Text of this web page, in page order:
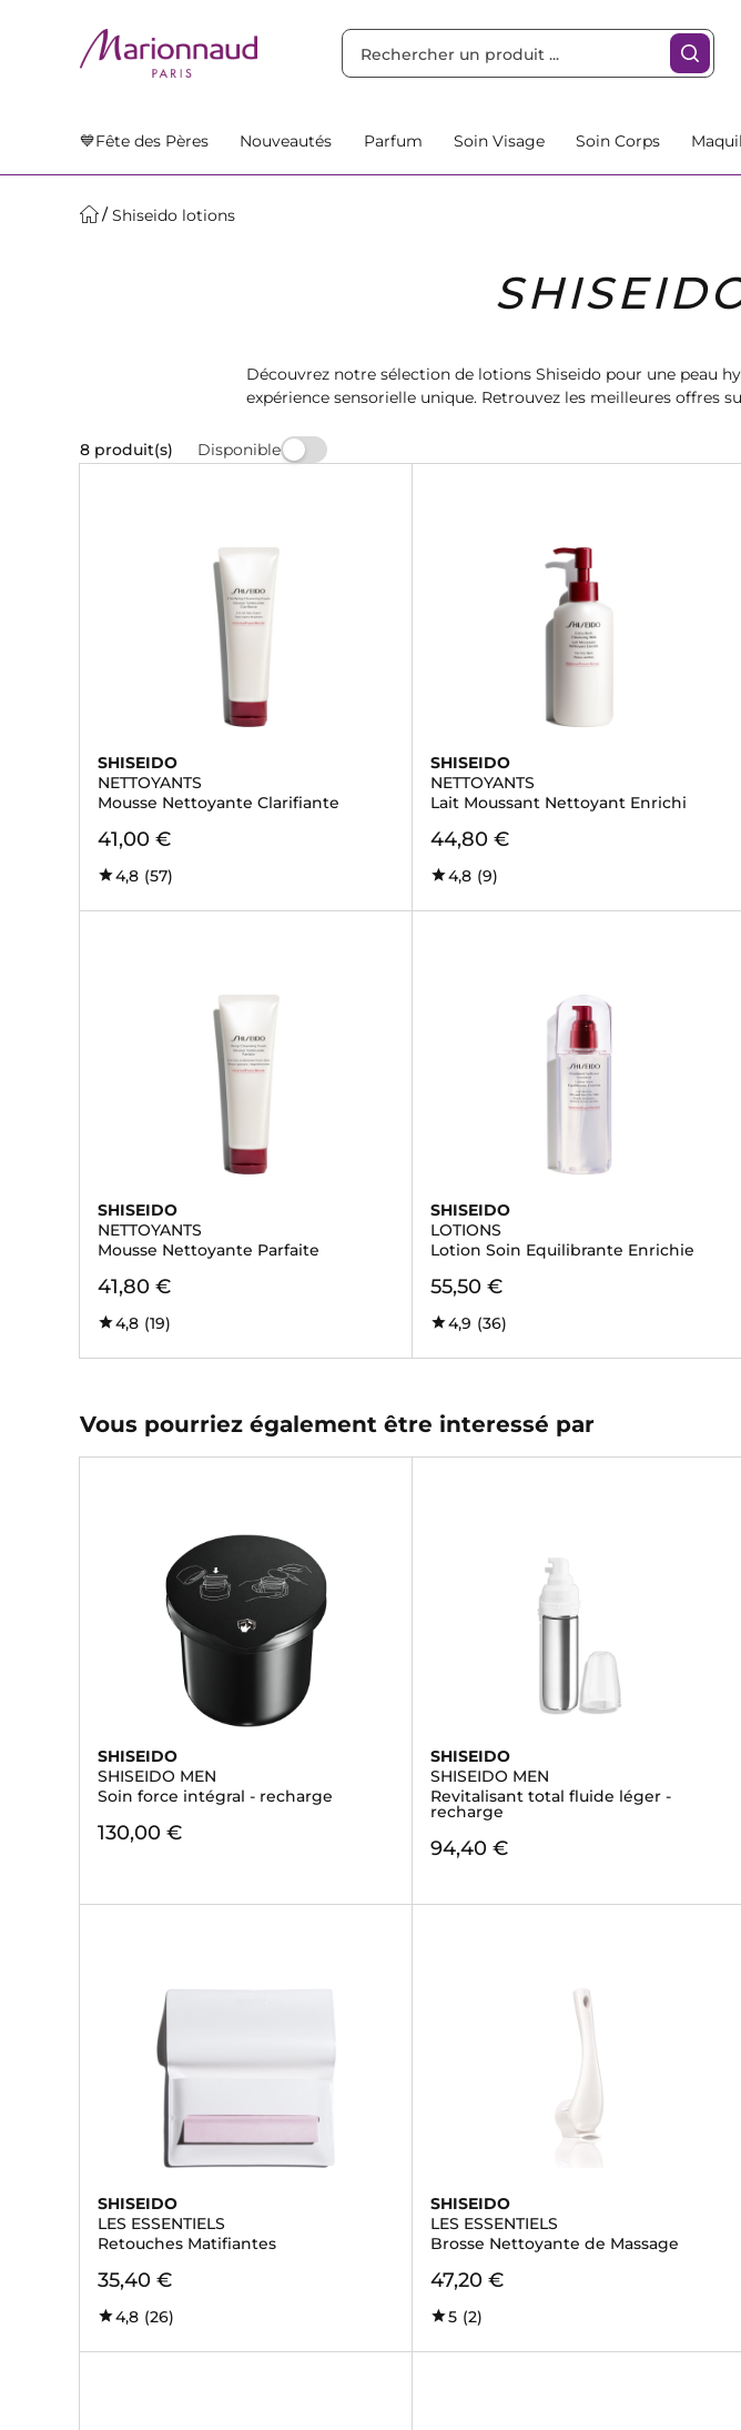
💙Fête des Pères Nouveautés Parfum Soin Visage Soin Corps
Shiseido lotions
Découvrez notre sélection de lotions Shiseido pour une peau
expérience sensorielle unique. Retrouvez les meilleures offres
8 produit(s) Disponible
SHISEIDO
NETTOYANTS
Mousse Nettoyante Clarifiante
41,00 €
4,8 (57)
SHISEIDO
NETTOYANTS
Lait Moussant Nettoyant Enrichi
44,80 €
4,8 (9)
SHISEIDO
NETTOYANTS
Mousse Nettoyante Parfaite
41,80 €
4,8 (19)
SHISEIDO
LOTIONS
Lotion Soin Equilibrante Enrichie
55,50 €
4,9 (36)
Vous pourriez également être interessé par
SHISEIDO
SHISEIDO MEN
Soin force intégral - recharge
130,00 €
SHISEIDO
SHISEIDO MEN
Revitalisant total fluide léger -
recharge
94,40 €
SHISEIDO
LES ESSENTIELS
Retouches Matifiantes
35,40 €
4,8 (26)
SHISEIDO
LES ESSENTIELS
Brosse Nettoyante de Massage
47,20 €
5 (2)